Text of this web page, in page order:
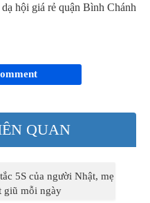
hội giá rẻ quận Bình Chánh
QUAN
5S của người Nhật, mẹ
giũ mỗi ngày